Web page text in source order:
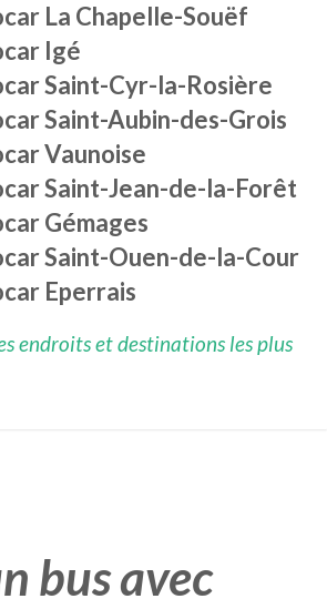
La Chapelle-Souëf
Igé
Saint-Cyr-la-Rosière
Saint-Aubin-des-Grois
Vaunoise
Saint-Jean-de-la-Forêt
Gémages
Saint-Ouen-de-la-Cour
Eperrais
endroits et destinations les plus
bus avec